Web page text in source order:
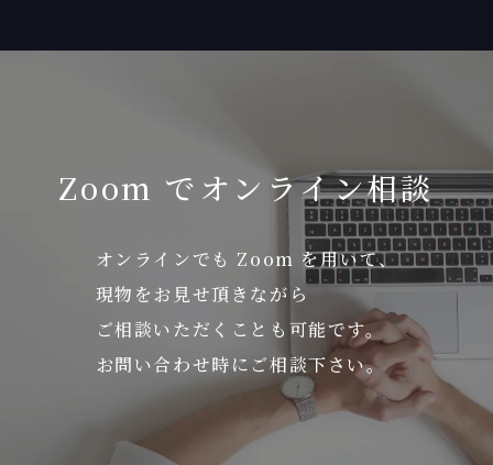
Zoom でオンライン相談
オンラインでも Zoom を用いて、
現物をお見せ頂きながら
ご相談いただくことも可能です。
お問い合わせ時にご相談下さい。